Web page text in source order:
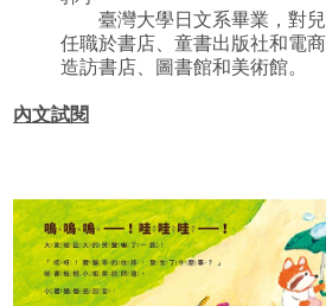
臺灣大學日文系畢業，對兒
任職於書店、童書出版社和電
造訪書店、圖書館和美術館。
內文試閱